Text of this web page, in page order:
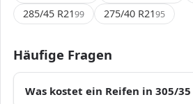
285/45 R2199 275/40 R2195
Häufige Fragen
Was kostet ein Reifen in 305/35